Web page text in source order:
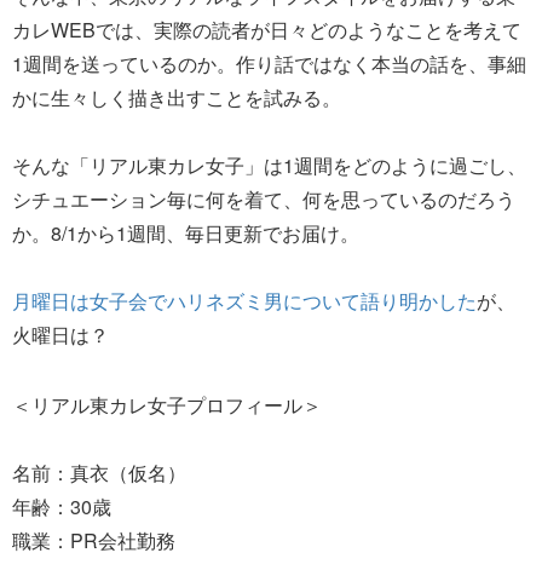
カレWEBでは、実際の読者が日々どのようなことを考えて
1週間を送っているのか。作り話ではなく本当の話を、事細
かに生々しく描き出すことを試みる。
そんな「リアル東カレ女子」は1週間をどのように過ごし、
シチュエーション毎に何を着て、何を思っているのだろう
か。8/1から1週間、毎日更新でお届け。
月曜日は女子会でハリネズミ男について語り明かしたが、
火曜日は？
＜リアル東カレ女子プロフィール＞
名前：真衣（仮名）
年齢：30歳
職業：PR会社勤務